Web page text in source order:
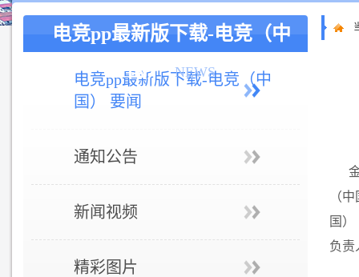
电竞pp最新版下载-电竞（中
国） NEWS
电竞pp最新版下载-电竞（中
国） 要闻
通知公告
新闻视频
精彩图片
（
国
负责